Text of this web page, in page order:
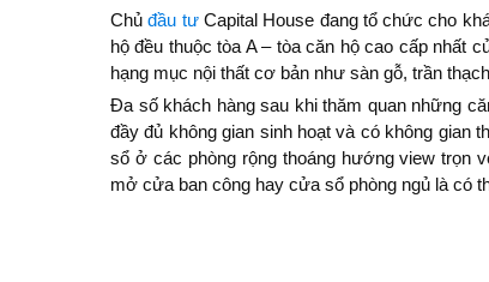
Chủđầu tưCapital House đang tổ chức cho
hộ đều thuộc tòa A – tòa căn hộ cao cấp nhất
hạng mục nội thất cơ bản như sàn gỗ, trần
Đa số khách hàng sau khi thăm quan những
đầy đủ không gian sinh hoạt và có không gian
sổ ở các phòng rộng thoáng hướng view trọn
mở cửa ban công hay cửa sổ phòng ngủ là có